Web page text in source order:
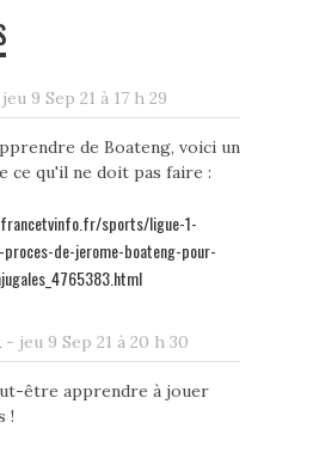
jeu 9 Sep 21 à 17 h 29
de Boateng, voici un
ce qu'il ne doit pas faire :
sports/ligue-1-
de-jerome-boateng-pour-
- jeu 9 Sep 21 à 20 h 30
être apprendre à jouer
!